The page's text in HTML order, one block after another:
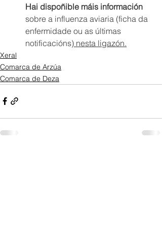
Hai dispoñible máis información
sobre a influenza aviaria (ficha da
enfermidade ou as últimas
notificacións) nesta ligazón.
Xeral
Comarca de Arzúa
Comarca de Deza